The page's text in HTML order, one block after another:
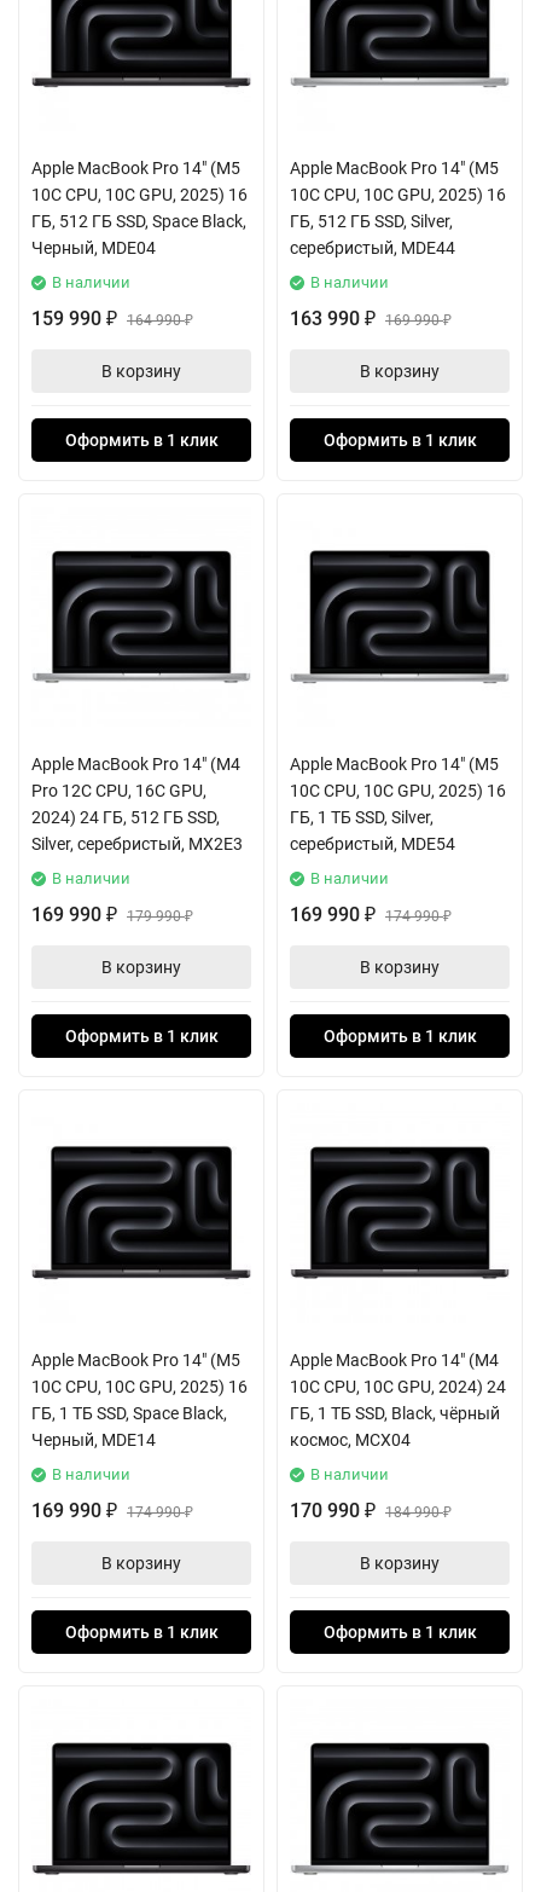
Apple MacBook Pro 14" (M5
10C CPU, 10C GPU, 2025) 16
ГБ, 512 ГБ SSD, Space Black,
Черный, MDE04
В наличии
159 990 ₽ 164 990₽
В корзину
Оформить в 1 клик
Apple MacBook Pro 14" (M5
10C CPU, 10C GPU, 2025) 16
ГБ, 512 ГБ SSD, Silver,
серебристый, MDE44
В наличии
163 990 ₽ 169 990₽
В корзину
Оформить в 1 клик
Apple MacBook Pro 14" (M4
Pro 12C CPU, 16C GPU,
2024) 24 ГБ, 512 ГБ SSD,
Silver, серебристый, MX2E3
В наличии
169 990 ₽ 179 990₽
В корзину
Оформить в 1 клик
Apple MacBook Pro 14" (M5
10C CPU, 10C GPU, 2025) 16
ГБ, 1 ТБ SSD, Silver,
серебристый, MDE54
В наличии
169 990 ₽ 174 990₽
В корзину
Оформить в 1 клик
Apple MacBook Pro 14" (M5
10C CPU, 10C GPU, 2025) 16
ГБ, 1 ТБ SSD, Space Black,
Черный, MDE14
В наличии
169 990 ₽ 174 990₽
В корзину
Оформить в 1 клик
Apple MacBook Pro 14" (M4
10C CPU, 10C GPU, 2024) 24
ГБ, 1 ТБ SSD, Black, чёрный
космос, MCX04
В наличии
170 990 ₽ 184 990₽
В корзину
Оформить в 1 клик